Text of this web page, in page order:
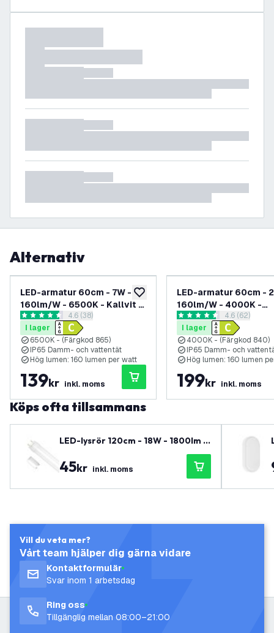
Alternativ
lägg till i önskelistan
LED-armatur 60cm - 7W -
160lm/W - 6500K - Kallvit -
Genomkopplad - IP65 - 2 års
garanti
öppna recensionspanel
4.6 stjärnbetyg4.6 (38)
I lager
6500K - (Färgkod 865)
IP65 Damm- och vattentät
Hög lumen: 160 lumen per watt
139kr inkl. moms
LED-armatur 60cm -
160lm/W - 4000K -
Neutralvit -
- IP65 - 2 års garanti
öppna
4.6 stjärnbetyg4.6 (62)
I lager
4000K - (Färgkod 840)
IP65 Damm- och
Hög lumen: 160 lumen
199kr inkl. moms
Köps ofta tillsammans
LED-lysrör 120cm - 18W - 1800lm -
T8 - 4000K - Neutralvit - 3 års gar
anti
45kr inkl. moms
Vill du veta mer?
Vårt team hjälper dig gärna vidare
Kontaktformulär
Svar inom 1 arbetsdag
Ring oss
Tillgänglig mellan 08:00–21:00